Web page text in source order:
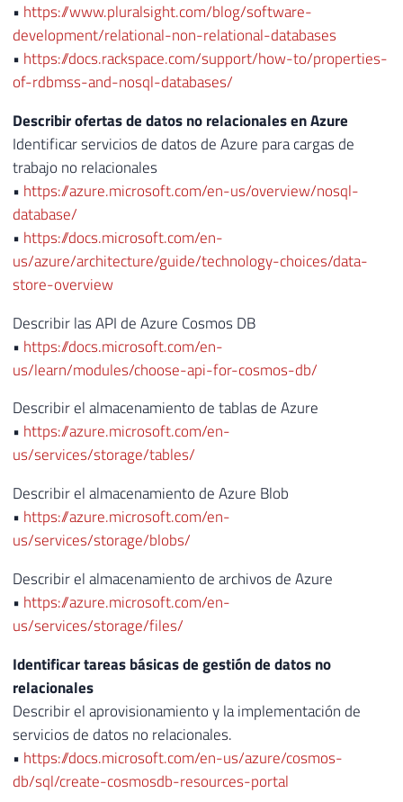
• https://www.pluralsight.com/blog/software-
development/relational-non-relational-databases
• https://docs.rackspace.com/support/how-to/properties-
of-rdbmss-and-nosql-databases/
Describir ofertas de datos no relacionales en Azure
Identificar servicios de datos de Azure para cargas de
trabajo no relacionales
• https://azure.microsoft.com/en-us/overview/nosql-
database/
• https://docs.microsoft.com/en-
us/azure/architecture/guide/technology-choices/data-
store-overview
Describir las API de Azure Cosmos DB
• https://docs.microsoft.com/en-
us/learn/modules/choose-api-for-cosmos-db/
Describir el almacenamiento de tablas de Azure
• https://azure.microsoft.com/en-
us/services/storage/tables/
Describir el almacenamiento de Azure Blob
• https://azure.microsoft.com/en-
us/services/storage/blobs/
Describir el almacenamiento de archivos de Azure
• https://azure.microsoft.com/en-
us/services/storage/files/
Identificar tareas básicas de gestión de datos no
relacionales
Describir el aprovisionamiento y la implementación de
servicios de datos no relacionales.
• https://docs.microsoft.com/en-us/azure/cosmos-
db/sql/create-cosmosdb-resources-portal